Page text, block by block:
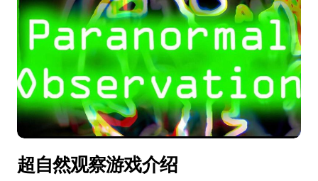
超自然观察游戏介绍